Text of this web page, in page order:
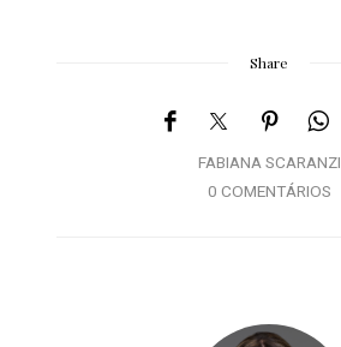
Share
FABIANA SCARANZI
0 COMENTÁRIOS